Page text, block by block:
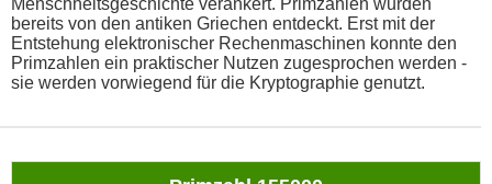
Menschheitsgeschichte verankert. Primzahlen wurden
bereits von den antiken Griechen entdeckt. Erst mit der
Entstehung elektronischer Rechenmaschinen konnte den
Primzahlen ein praktischer Nutzen zugesprochen werden -
sie werden vorwiegend für die Kryptographie genutzt.